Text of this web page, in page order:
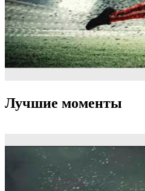
Лучшие моменты